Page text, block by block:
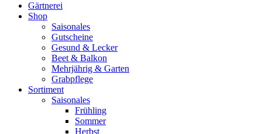
Gärtnerei
Shop
Saisonales
Gutscheine
Gesund & Lecker
Beet & Balkon
Mehrjährig & Garten
Grabpflege
Sortiment
Saisonales
Frühling
Sommer
Herbst